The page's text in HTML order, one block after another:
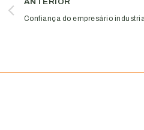
Confiança do empresário